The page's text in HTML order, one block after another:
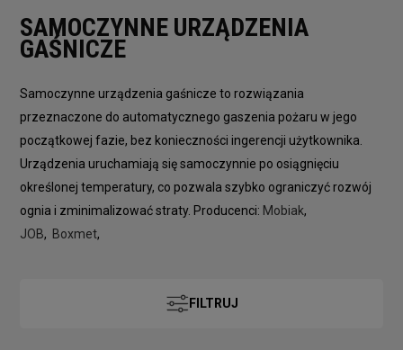
SAMOCZYNNE URZĄDZENIA
GAŚNICZE
Samoczynne urządzenia gaśnicze to rozwiązania
przeznaczone do automatycznego gaszenia pożaru w jego
początkowej fazie, bez konieczności ingerencji użytkownika.
Urządzenia uruchamiają się samoczynnie po osiągnięciu
określonej temperatury, co pozwala szybko ograniczyć rozwój
ognia i zminimalizować straty. Producenci: Mobiak,
JOB, Boxmet,
FILTRUJ